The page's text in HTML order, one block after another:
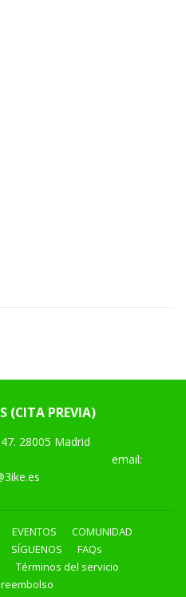
(CITA PREVIA)
28005 Madrid
EVENTOS
COMUNIDAD
SÍGUENOS
FAQs
Términos del servicio